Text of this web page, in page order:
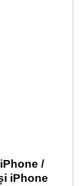
iPhone /
iPhone